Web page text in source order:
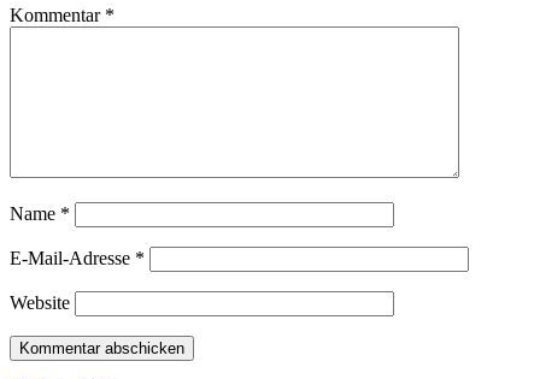
Kommentar *
Name *
E-Mail-Adresse *
Website